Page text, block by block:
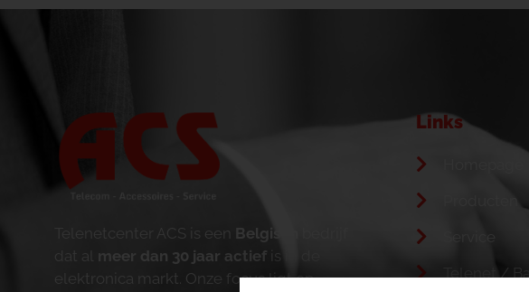
Telenetcenter ACS is een Belgisch
dat al meer dan 30 jaar actief is in de
elektronica markt. Onze focus ligt op
Links
Telenet /